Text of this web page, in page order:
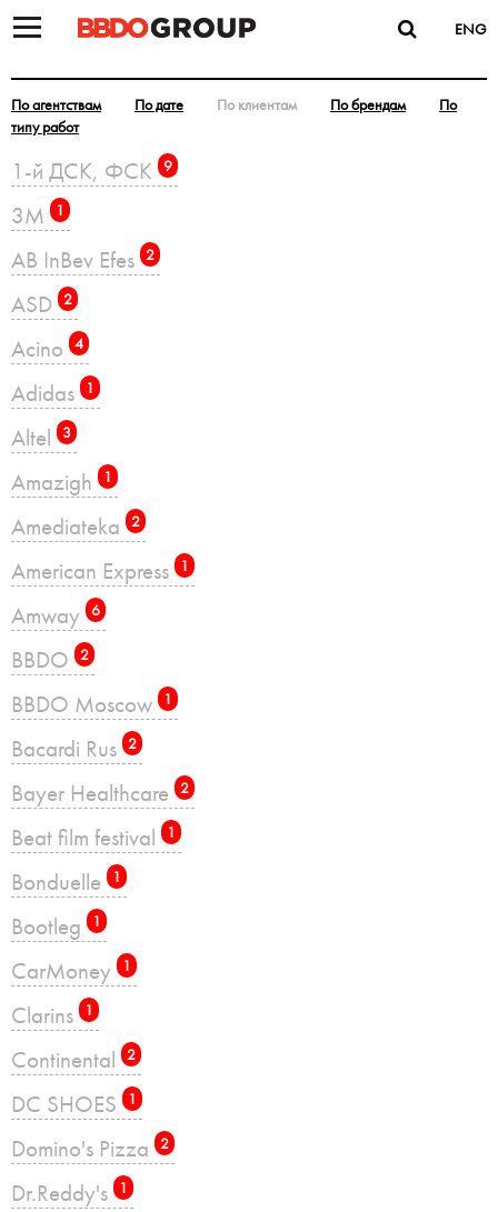
ENG
По агентствам По дате По клиентам По брендам
По
типу работ
1-й ДСК, ФСК 9
3M 1
AB InBev Efes 2
ASD 2
Acino 4
Adidas 1
Altel 3
Amazigh 1
Amediateka 2
American Express 1
Amway 6
BBDO 2
BBDO Moscow 1
Bacardi Rus 2
Bayer Healthcare 2
Beat film festival 1
Bonduelle 1
Bootleg 1
CarMoney 1
Clarins 1
Continental 2
DC SHOES 1
Domino's Pizza 2
Dr.Reddy's 1